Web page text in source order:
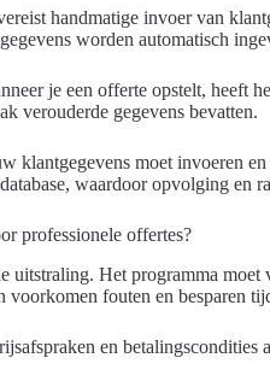
handmatige invoer van
worden automatisch
je een offerte opstelt,
verouderde gegevens bevatten.
moet invoeren
waardoor opvolging en
professionele offertes?
uitstraling. Het programma
voorkomen fouten en besparen
en